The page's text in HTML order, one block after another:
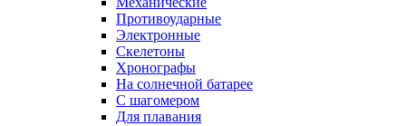
Противоударные
Электронные
Скелетоны
Хронографы
На солнечной батарее
С шагомером
Для плавания